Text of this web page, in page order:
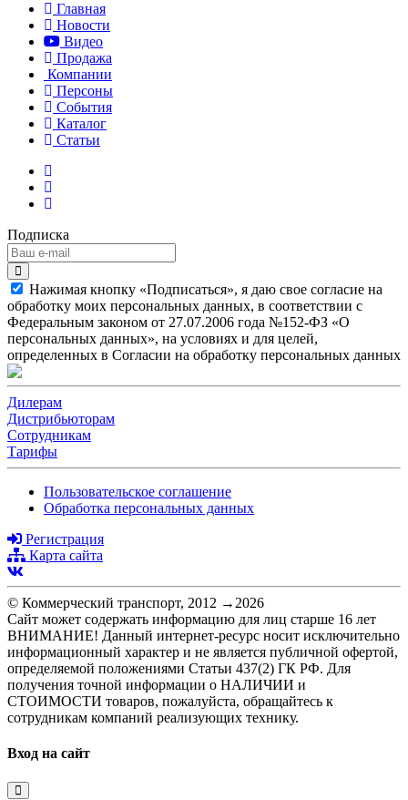
Главная
Новости
Видео
Продажа
Компании
Персоны
События
Каталог
Статьи
Подписка
Нажимая кнопку «Подписаться», я даю свое согласие на
обработку моих персональных данных, в соответствии с
Федеральным законом от 27.07.2006 года №152-ФЗ «О
персональных данных», на условиях и для целей,
определенных в Согласии на обработку персональных данных
Дилерам
Дистрибьюторам
Сотрудникам
Тарифы
Пользовательское соглашение
Обработка персональных данных
Регистрация
Карта сайта
© Коммерческий транспорт, 2012 →2026
Сайт может содержать информацию для лиц старше 16 лет
ВНИМАНИЕ! Данный интернет-ресурс носит исключительно
информационный характер и не является публичной офертой,
определяемой положениями Статьи 437(2) ГК РФ. Для
получения точной информации о НАЛИЧИИ и
СТОИМОСТИ товаров, пожалуйста, обращайтесь к
сотрудникам компаний реализующих технику.
Вход на сайт